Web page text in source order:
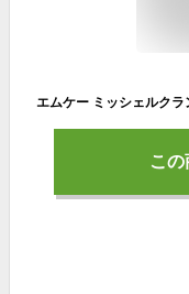
こ